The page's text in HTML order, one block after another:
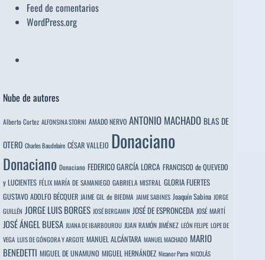
Feed de comentarios
WordPress.org
Nube de autores
Alberto Cortez ALFONSINA STORNI AMADO NERVO ANTONIO MACHADO BLAS DE
OTERO Charles Baudelaire CÉSAR VALLEJO Donaciano
Donaciano Donaciano FEDERICO GARCÍA LORCA FRANCISCO de QUEVEDO
y LUCIENTES FÉLIX MARÍA DE SAMANIEGO GABRIELA MISTRAL GLORIA FUERTES
GUSTAVO ADOLFO BÉCQUER JAIME GIL de BIEDMA JAIME SABINES Joaquín Sabina JORGE
GUILLÉN JORGE LUIS BORGES JOSÉ BERGAMIN JOSÉ DE ESPRONCEDA JOSÉ MARTÍ
JOSÉ ÁNGEL BUESA JUANA DE IBARBOUROU JUAN RAMÓN JIMÉNEZ LEÓN FELIPE LOPE DE
VEGA LUIS DE GÓNGORA Y ARGOTE MANUEL ALCÁNTARA MANUEL MACHADO MARIO
BENEDETTI MIGUEL DE UNAMUNO MIGUEL HERNÁNDEZ Nicanor Parra NICOLÁS